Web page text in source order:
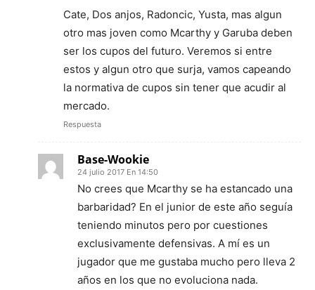
Cate, Dos anjos, Radoncic, Yusta, mas algun
otro mas joven como Mcarthy y Garuba deben
ser los cupos del futuro. Veremos si entre
estos y algun otro que surja, vamos capeando
la normativa de cupos sin tener que acudir al
mercado.
Respuesta
Base-Wookie
24 julio 2017 En 14:50
No crees que Mcarthy se ha estancado una
barbaridad? En el junior de este año seguía
teniendo minutos pero por cuestiones
exclusivamente defensivas. A mí es un
jugador que me gustaba mucho pero lleva 2
años en los que no evoluciona nada.